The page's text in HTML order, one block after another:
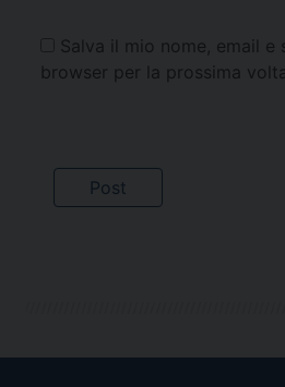
Salva il mio nome, email e
browser per la prossima